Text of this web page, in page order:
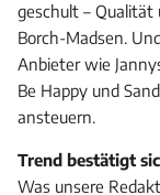
geschult – Qualität
Borch-Madsen.
Anbieter wie
Be Happy und
ansteuern.
Trend bestätigt
Was unsere